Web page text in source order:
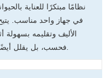
في جهاز واحد مناسب.
الأليف وتقليمه بسهولة
فحسب، بل يقلل أيضًا من الضغط المرتبط بطرق العناية التقليدية.